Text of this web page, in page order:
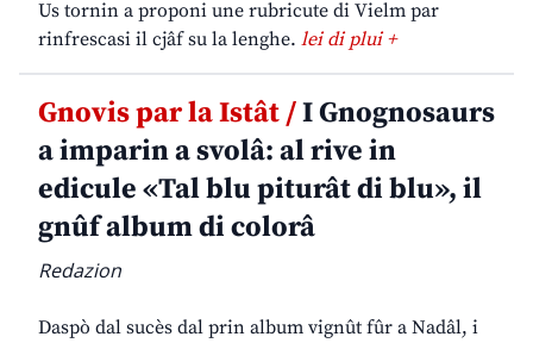
Us tornin a proponi une rubricute di Vielm par
rinfrescasi il cjâf su la lenghe. lei di plui +
Gnovis par la Istât /I Gnognosaurs
a imparin a svolâ: al rive in
edicule «Tal blu piturât di blu», il
gnûf album di colorâ
Redazion
Daspò dal sucès dal prin album vignût fûr a Nadâl, i